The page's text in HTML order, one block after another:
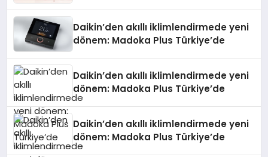
Daikin’den akıllı iklimlendirmede yeni
dönem: Madoka Plus Türkiye’de
Daikin’den akıllı iklimlendirmede yeni
dönem: Madoka Plus Türkiye’de
Daikin’den akıllı iklimlendirmede yeni
dönem: Madoka Plus Türkiye’de